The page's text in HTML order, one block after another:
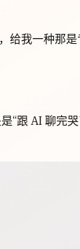
给我一种那是
“跟 AI 聊完